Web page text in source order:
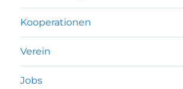
Kooperationen
Verein
Jobs